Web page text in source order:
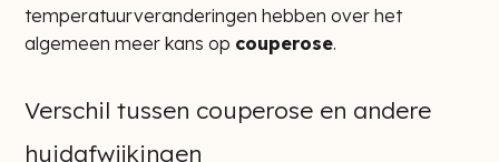
temperatuurveranderingen hebben over het
algemeen meer kans op couperose.
Verschil tussen couperose en andere
huidafwijkingen